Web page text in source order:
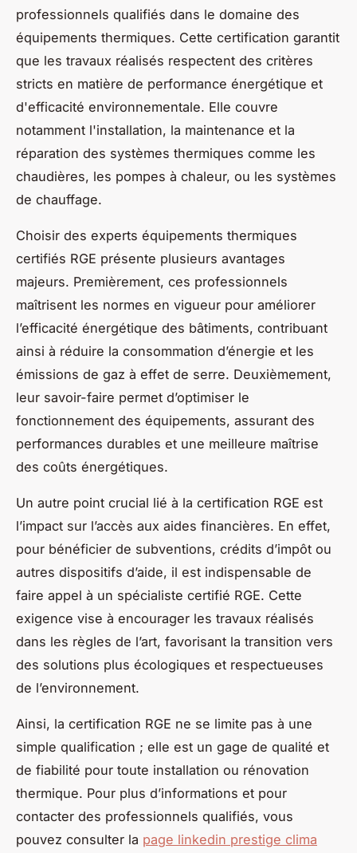
professionnels qualifiés dans le domaine des
équipements thermiques. Cette certification garantit
que les travaux réalisés respectent des critères
stricts en matière de performance énergétique et
d'efficacité environnementale. Elle couvre
notamment l'installation, la maintenance et la
réparation des systèmes thermiques comme les
chaudières, les pompes à chaleur, ou les systèmes
de chauffage.
Choisir des experts équipements thermiques
certifiés RGE présente plusieurs avantages
majeurs. Premièrement, ces professionnels
maîtrisent les normes en vigueur pour améliorer
l’efficacité énergétique des bâtiments, contribuant
ainsi à réduire la consommation d’énergie et les
émissions de gaz à effet de serre. Deuxièmement,
leur savoir-faire permet d’optimiser le
fonctionnement des équipements, assurant des
performances durables et une meilleure maîtrise
des coûts énergétiques.
Un autre point crucial lié à la certification RGE est
l’impact sur l’accès aux aides financières. En effet,
pour bénéficier de subventions, crédits d’impôt ou
autres dispositifs d’aide, il est indispensable de
faire appel à un spécialiste certifié RGE. Cette
exigence vise à encourager les travaux réalisés
dans les règles de l’art, favorisant la transition vers
des solutions plus écologiques et respectueuses
de l’environnement.
Ainsi, la certification RGE ne se limite pas à une
simple qualification ; elle est un gage de qualité et
de fiabilité pour toute installation ou rénovation
thermique. Pour plus d’informations et pour
contacter des professionnels qualifiés, vous
pouvez consulter la page linkedin prestige clima